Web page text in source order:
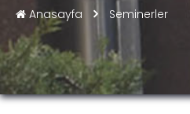
Anasayfa Seminerler